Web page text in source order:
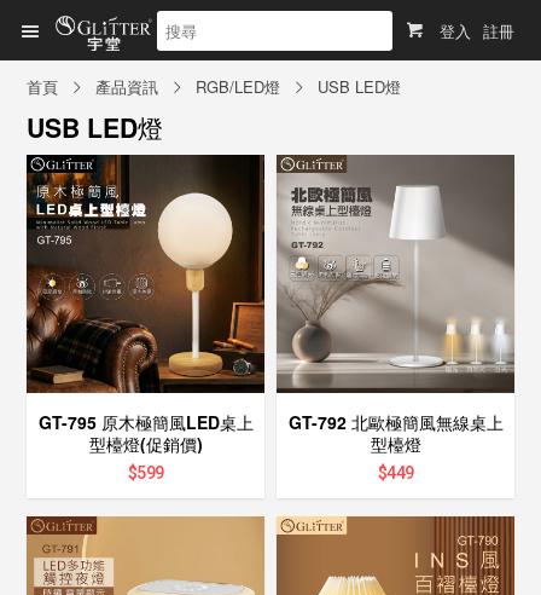
登入 註冊
首頁 產品資訊 RGB/LED燈 USB LED燈
USB LED燈
GT-795 原木極簡風LED桌上
型檯燈(促銷價)
$599
GT-792 北歐極簡風無線桌上
型檯燈
$449